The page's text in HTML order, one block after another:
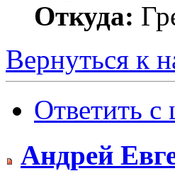
Откуда:
Вернуться к
Ответить с
Андрей